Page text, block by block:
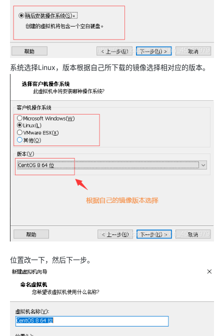
系统选择Linux，版本根据自己所下载的镜像选择相对应的版本。
位置改一下，然后下一步。